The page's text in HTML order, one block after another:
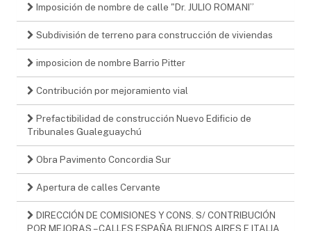
Imposición de nombre de calle "Dr. JULIO ROMANI”
Subdivisión de terreno para construcción de viviendas
imposicion de nombre Barrio Pitter
Contribución por mejoramiento vial
Prefactibilidad de construcción Nuevo Edificio de
Tribunales Gualeguaychú
Obra Pavimento Concordia Sur
Apertura de calles Cervante
DIRECCIÓN DE COMISIONES Y CONS. S/ CONTRIBUCIÓN
POR MEJORAS – CALLES ESPAÑA BUENOS AIRES E ITALIA